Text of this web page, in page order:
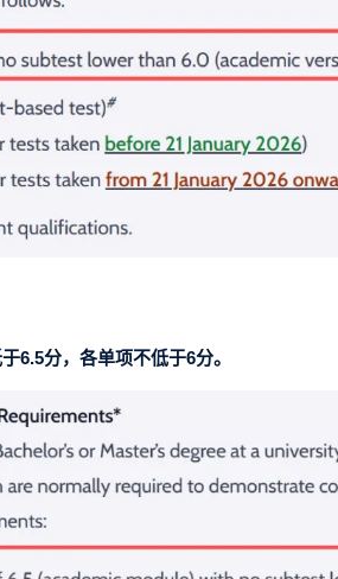
6.5分，各单项不低于6分。